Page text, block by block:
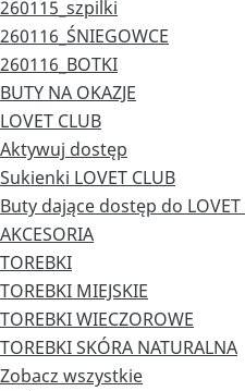
260115_szpilki
260116_ŚNIEGOWCE
260116_BOTKI
BUTY NA OKAZJE
LOVET CLUB
Aktywuj dostęp
Sukienki LOVET CLUB
Buty dające dostęp do LOVET
AKCESORIA
TOREBKI
TOREBKI MIEJSKIE
TOREBKI WIECZOROWE
TOREBKI SKÓRA NATURALNA
Zobacz wszystkie